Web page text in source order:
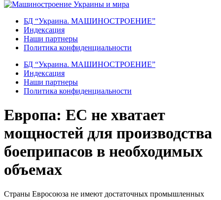
БД “Украина. МАШИНОСТРОЕНИЕ”
Индекcация
Наши партнеры
Политика конфиденциальности
БД “Украина. МАШИНОСТРОЕНИЕ”
Индекcация
Наши партнеры
Политика конфиденциальности
Европа: ЕС не хватает
мощностей для производства
боеприпасов в необходимых
объемах
Страны Евросоюза не имеют достаточных промышленных